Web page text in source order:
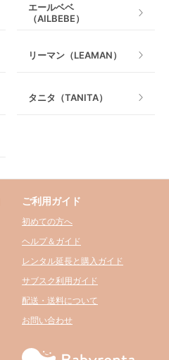
エールベベ
（AILBEBE）
リーマン（LEAMAN）
タニタ（TANITA）
ご利用ガイド
初めての方へ
ヘルプ＆ガイド
レンタル延長と購入ガイド
サブスク利用ガイド
配送・送料について
お問い合わせ